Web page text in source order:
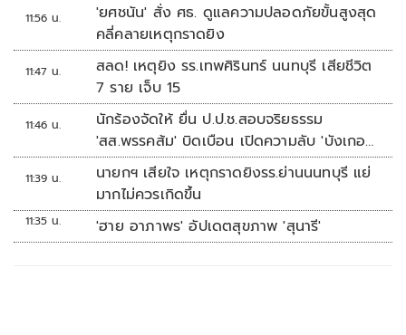
11:56 น.
'ยศชนัน' สั่ง ศธ. ดูแลความปลอดภัยขั้นสูงสุด
คลี่คลายเหตุกราดยิง
11:47 น.
สลด! เหตุยิง รร.เทพศิรินทร์ นนทบุรี เสียชีวิต
7 ราย เจ็บ 15
11:46 น.
นักร้องจัดให้ ยื่น ป.ป.ช.สอบจริยธรรม
'สส.พรรคส้ม' บิดเบือน เปิดความลับ 'บังเกอร์
ทหาร'
11:39 น.
นายกฯ เสียใจ เหตุกราดยิงรร.ย่านนนทบุรี แย่
มากไม่ควรเกิดขึ้น
11:35 น. 'ฮาย อาภาพร' อัปเดตสุขภาพ 'สุนารี'